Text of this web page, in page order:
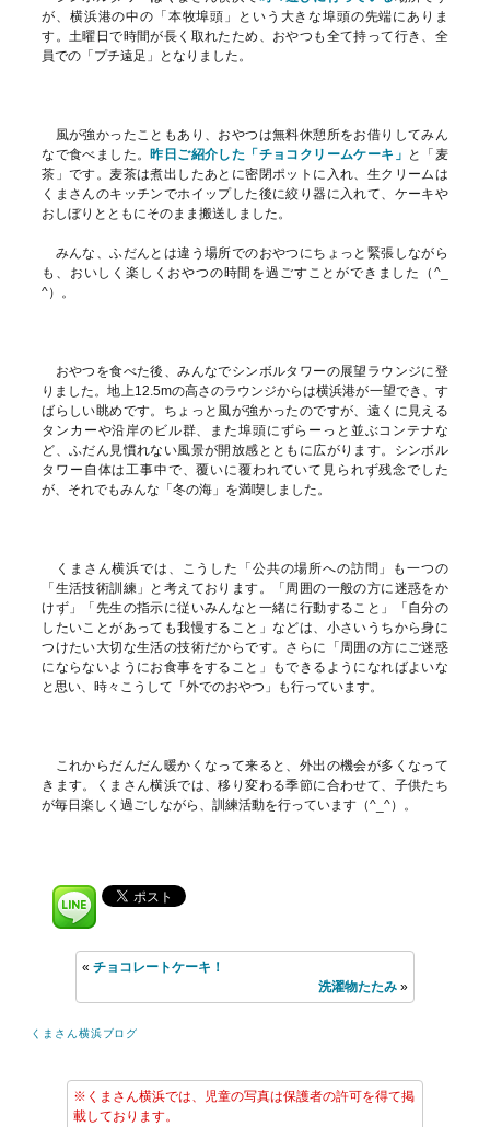
が、横浜港の中の「本牧埠頭」という大きな埠頭の先端にありま
す。土曜日で時間が長く取れたため、おやつも全て持って行き、全
員での「プチ遠足」となりました。
風が強かったこともあり、おやつは無料休憩所をお借りしてみん
なで食べました。昨日ご紹介した「チョコクリームケーキ」 と「麦
茶」です。麦茶は煮出したあとに密閉ポットに入れ、生クリームは
くまさんのキッチンでホイップした後に絞り器に入れて、ケーキや
おしぼりとともにそのまま搬送しました。
みんな、ふだんとは違う場所でのおやつにちょっと緊張しながら
も、おいしく楽しくおやつの時間を過ごすことができました（^_
^）。
おやつを食べた後、みんなでシンボルタワーの展望ラウンジに登
りました。地上12.5mの高さのラウンジからは横浜港が一望でき、す
ばらしい眺めです。ちょっと風が強かったのですが、遠くに見える
タンカーや沿岸のビル群、また埠頭にずらーっと並ぶコンテナな
ど、ふだん見慣れない風景が開放感とともに広がります。シンボル
タワー自体は工事中で、覆いに覆われていて見られず残念でした
が、それでもみんな「冬の海」を満喫しました。
くまさん横浜では、こうした「公共の場所への訪問」も一つの
「生活技術訓練」と考えております。「周囲の一般の方に迷惑をか
けず」「先生の指示に従いみんなと一緒に行動すること」「自分の
したいことがあっても我慢すること」などは、小さいうちから身に
つけたい大切な生活の技術だからです。さらに「周囲の方にご迷惑
にならないようにお食事をすること」もできるようになればよいな
と思い、時々こうして「外でのおやつ」も行っています。
これからだんだん暖かくなって来ると、外出の機会が多くなって
きます。くまさん横浜では、移り変わる季節に合わせて、子供たち
が毎日楽しく過ごしながら、訓練活動を行っています（^_^）。
«チョコレートケーキ！
洗濯物たたみ»
くまさん横浜ブログ
※くまさん横浜では、児童の写真は保護者の許可を得て掲
載しております。